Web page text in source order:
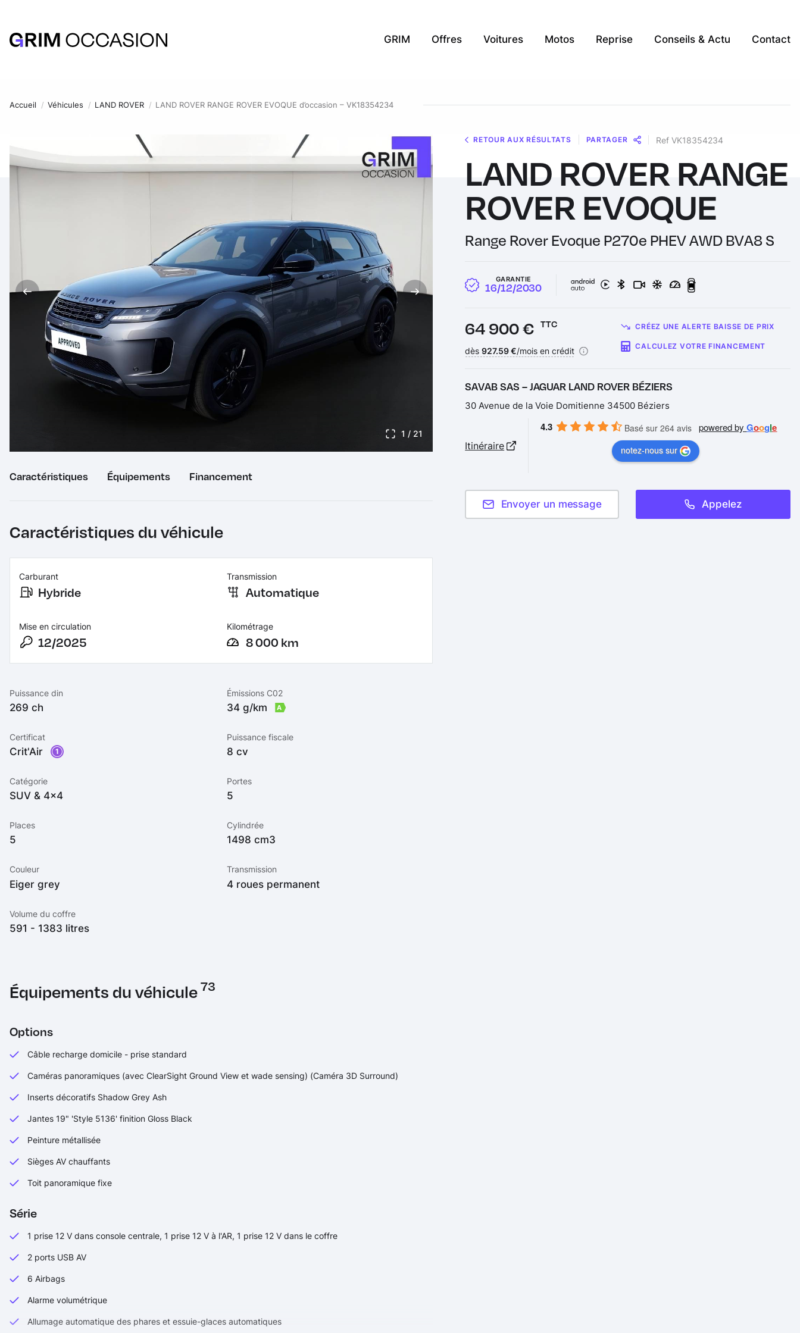
GRIM Offres Voitures Motos Reprise Conseils & Actu Contact
Accueil Véhicules LAND ROVER LAND ROVER RANGE ROVER EVOQUE d’occasion – VK18354234
1 / 21
RETOUR AUX RÉSULTATS PARTAGER
Message
Messenger
WhatsApp
Copy
Link
Share
Ref VK18354234
LAND ROVER RANGE
ROVER EVOQUE
Range Rover Evoque P270e PHEV AWD BVA8 S
GARANTIE
16/12/2030
Prix :
64 900 € TTC
Financement :
dès927.59 €/mois en crédit
CRÉEZ UNE ALERTE BAISSE DE PRIX
CALCULEZ VOTRE FINANCEMENT
SAVAB SAS – JAGUAR LAND ROVER BÉZIERS
30 Avenue de la Voie Domitienne 34500 Béziers
Itinéraire
4.3 Basé sur 264 avis powered byGoogle
notez-nous sur
Envoyer un message Appelez
Caractéristiques Équipements Financement
Caractéristiques du véhicule
Carburant
Hybride
Transmission
Automatique
Mise en circulation
12/2025
Kilométrage
8 000 km
Puissance din
269 ch
Émissions C02
34 g/km A
Certificat
Crit'Air 1
Puissance fiscale
8 cv
Catégorie
SUV & 4x4
Portes
5
Places
5
Cylindrée
1498 cm3
Couleur
Eiger grey
Transmission
4 roues permanent
Volume du coffre
591 - 1383 litres
Équipements du véhicule73
Options
Câble recharge domicile - prise standard
Caméras panoramiques (avec ClearSight Ground View et wade sensing) (Caméra 3D Surround)
Inserts décoratifs Shadow Grey Ash
Jantes 19" 'Style 5136' finition Gloss Black
Peinture métallisée
Sièges AV chauffants
Toit panoramique fixe
Série
1 prise 12 V dans console centrale, 1 prise 12 V à l'AR, 1 prise 12 V dans le coffre
2 ports USB AV
6 Airbags
Alarme volumétrique
Allumage automatique des phares et essuie-glaces automatiques